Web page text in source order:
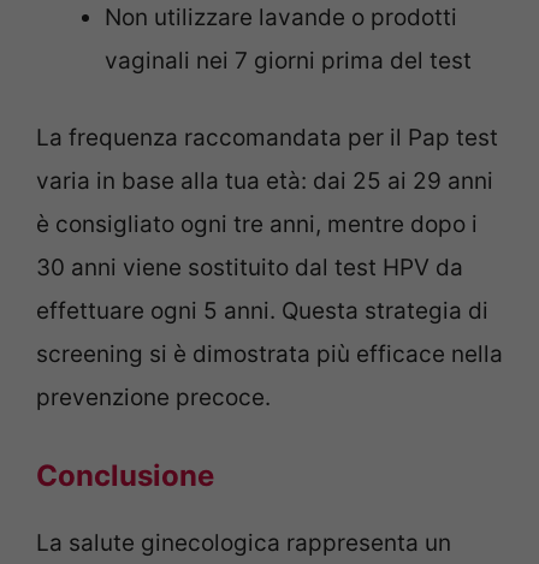
Non utilizzare lavande o prodotti
vaginali nei 7 giorni prima del test
La frequenza raccomandata per il Pap test
varia in base alla tua età: dai 25 ai 29 anni
è consigliato ogni tre anni, mentre dopo i
30 anni viene sostituito dal test HPV da
effettuare ogni 5 anni. Questa strategia di
screening si è dimostrata più efficace nella
prevenzione precoce.
Conclusione
La salute ginecologica rappresenta un